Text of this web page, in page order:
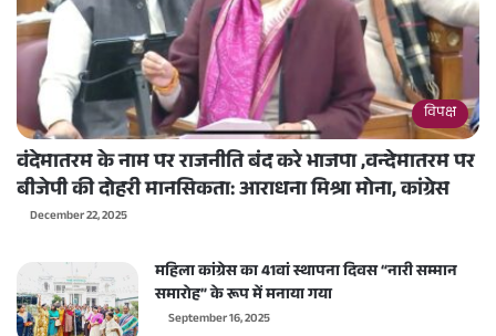
विपक्ष
वंदेमातरम के नाम पर राजनीति बंद करे भाजपा ,वन्देमातरम पर
बीजेपी की दोहरी मानसिकता: आराधना मिश्रा मोना, कांग्रेस
December 22, 2025
महिला कांग्रेस का 41वां स्थापना दिवस “नारी सम्मान
समारोह” के रूप में मनाया गया
September 16, 2025